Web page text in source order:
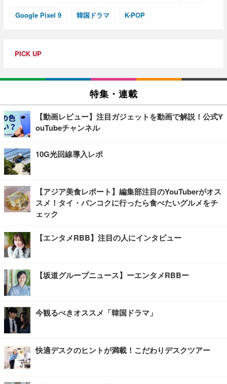
Google Pixel 9 韓国ドラマ K-POP
PICK UP
特集・連載
【動画レビュー】注目ガジェットを動画で解説！公式Y
ouTubeチャンネル
10G光回線導入レポ
【アジア美食レポート】編集部注目のYouTuberがオス
スメ！タイ・バンコクに行ったら食べたいグルメをチ
ェック
【エンタメRBB】注目の人にインタビュー
【坂道グループニュース】ーエンタメRBBー
今観るべきオススメ「韓国ドラマ」
快適デスクのヒントが満載！こだわりデスクツアー